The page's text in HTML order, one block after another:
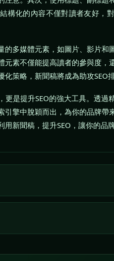
構化的內容不僅對讀者友好，
的多媒體元素，如圖片、影片和
元素不僅能提高讀者的參與度，
化策略，新聞稿將成為助攻SEO
更是提升SEO的強大工具。透過
引擎中脫穎而出，為你的品牌帶
用新聞稿，提升SEO，讓你的品